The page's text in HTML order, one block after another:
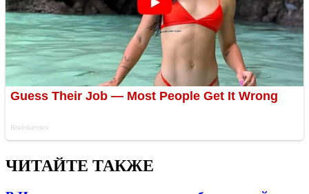
ЧИТАЙТЕ ТАКЖЕ